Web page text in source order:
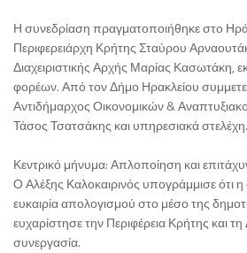
Η συνεδρίαση πραγματοποιήθηκε στο
Περιφερειάρχη Κρήτης Σταύρου
Διαχειριστικής Αρχής Μαρίας
φορέων. Από τον Δήμο Ηρακλείου
Αντιδήμαρχος Οικονομικών &
Τάσος Τσατσάκης και υπηρεσιακά στελέχη.
Κεντρικό μήνυμα: Απλοποίηση και
Ο Αλέξης Καλοκαιρινός υπογράμμισε ότι
ευκαιρία απολογισμού στο μέσο της
ευχαρίστησε την Περιφέρεια Κρήτης και τη
συνεργασία.